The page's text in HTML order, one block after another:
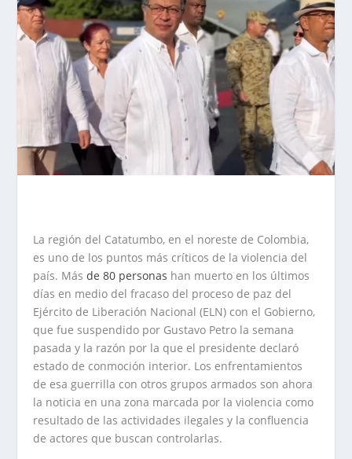
La región del Catatumbo, en el noreste de Colombia,
es uno de los puntos más críticos de la violencia del
país. Másde 80 personas han muerto en los últimos
días en medio del fracaso del proceso de paz del
Ejército de Liberación Nacional (ELN) con el Gobierno,
que fue suspendido por Gustavo Petro la semana
pasada y la razón por la que el presidente declaró
estado de conmoción interior. Los enfrentamientos
de esa guerrilla con otros grupos armados son ahora
la noticia en una zona marcada por la violencia como
resultado de las actividades ilegales y la confluencia
de actores que buscan controlarlas.